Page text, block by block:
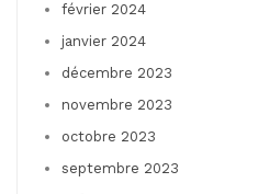
février 2024
janvier 2024
décembre 2023
novembre 2023
octobre 2023
septembre 2023